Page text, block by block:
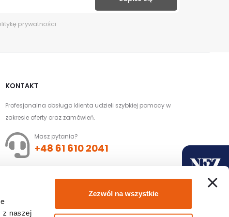
z naszej
Zezwól na wszystkie
prywatności
KONTAKT
Profesjonalna obsługa klienta udzieli szybkiej pomocy w
zakresie oferty oraz zamówień.
Masz pytania?
+48 61 610 2041
Złóż zamówienie z
dofinansowaniem